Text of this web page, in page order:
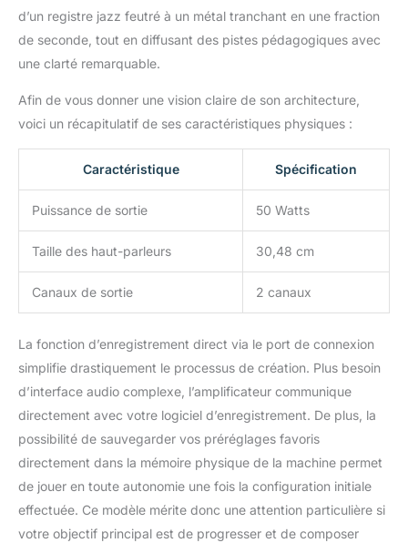
d’un registre jazz feutré à un métal tranchant en une fraction
de seconde, tout en diffusant des pistes pédagogiques avec
une clarté remarquable.
Afin de vous donner une vision claire de son architecture,
voici un récapitulatif de ses caractéristiques physiques :
Caractéristique Spécification
Puissance de sortie 50 Watts
Taille des haut-parleurs 30,48 cm
Canaux de sortie 2 canaux
La fonction d’enregistrement direct via le port de connexion
simplifie drastiquement le processus de création. Plus besoin
d’interface audio complexe, l’amplificateur communique
directement avec votre logiciel d’enregistrement. De plus, la
possibilité de sauvegarder vos préréglages favoris
directement dans la mémoire physique de la machine permet
de jouer en toute autonomie une fois la configuration initiale
effectuée. Ce modèle mérite donc une attention particulière si
votre objectif principal est de progresser et de composer